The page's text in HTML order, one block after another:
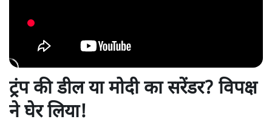
ट्रंप की डील या मोदी का सरेंडर? विपक्ष
ने घेर लिया!